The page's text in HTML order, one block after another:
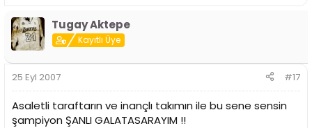
Tugay Aktepe
Kayıtlı Üye
25 Eyl 2007 #17
Asaletli taraftarın ve inançlı takımın ile bu sene sensin
şampiyon ŞANLI GALATASARAYIM !!